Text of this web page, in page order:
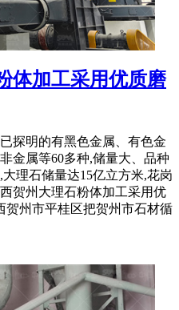
体加工采用优质磨
探明的有黑色金属、有色金
金属等60多种,储量大、品种
理石储量达15亿立方米,花岗
贺州大理石粉体加工采用优
贺州市平桂区把贺州市石材循